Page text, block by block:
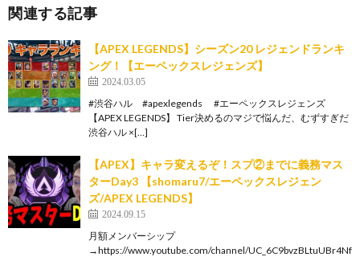
関連する記事
【APEX LEGENDS】シーズン20 レジェンドランキ
ング！【エーペックスレジェンズ】
2024.03.05
#渋谷ハル #apexlegends #エーペックスレジェンズ
【APEX LEGENDS】 Tier決めるのマジで悩んだ、むずすぎだ
渋谷ハル ×[…]
【APEX】キャラ変えるぞ！スプ②までに義務マス
ターDay3 【shomaru7/エーペックスレジェン
ズ/APEX LEGENDS】
2024.09.15
月額メンバーシップ
→https://www.youtube.com/channel/UC_6C9bvzBLtuUBr4Nf